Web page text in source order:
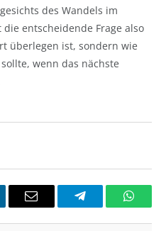
des Wandels im
entscheidende Frage also
überlegen ist, sondern wie
wenn das nächste
Email Telegram